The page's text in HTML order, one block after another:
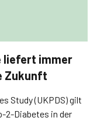
liefert immer
Zukunft
Study (UKPDS) gilt
2-Diabetes in der